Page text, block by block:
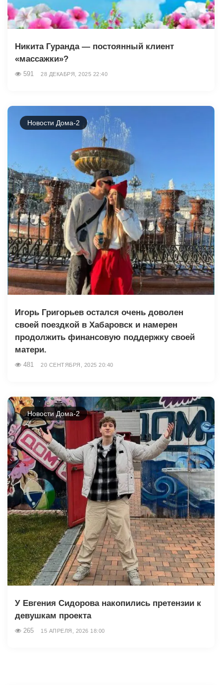
Никита Гуранда — постоянный клиент
«массажки»?
591 28 ДЕКАБРЯ, 2025 22:40
Новости Дома-2
Игорь Григорьев остался очень доволен
своей поездкой в Хабаровск и намерен
продолжить финансовую поддержку своей
матери.
481 20 СЕНТЯБРЯ, 2025 20:40
Новости Дома-2
У Евгения Сидорова накопились претензии к
девушкам проекта
265 15 АПРЕЛЯ, 2026 18:00